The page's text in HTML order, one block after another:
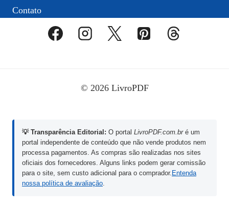
Contato
© 2026 LivroPDF
💡 Transparência Editorial: O portal LivroPDF.com.bré um
portal independente de conteúdo que não vende produtos nem
processa pagamentos. As compras são realizadas nos sites
oficiais dos fornecedores. Alguns links podem gerar comissão
para o site, sem custo adicional para o comprador. Entenda
nossa política de avaliação.